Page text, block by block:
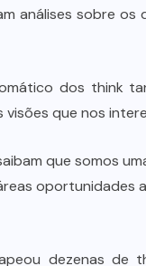
análises sobre os
dos think
que nos
que somos
oportunidades
dezenas de